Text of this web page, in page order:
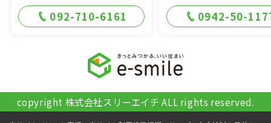
092-710-6161 0942-50-
copyright 株式会社スリーエイチ ALL rights reserved.